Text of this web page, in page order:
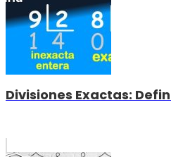
Divisiones Exactas: